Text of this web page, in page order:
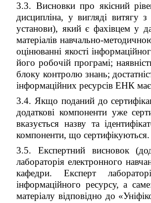
3.3. Висновки про якісний
дисципліна, у вигляді витягу
установи), який є фахівцем у
матеріалів навчально-
оцінюванні якості
його робочій програмі;
блоку контролю знань;
інформаційних ресурсів ЕНК
3.4. Якщо поданий до
додаткові компоненти уже
вказується назву та
компоненти, що сертифікуються.
3.5. Експертний висновок
лабораторія електронного
кафедри. Експерт
інформаційного ресурсу, а
матеріалу відповідно до